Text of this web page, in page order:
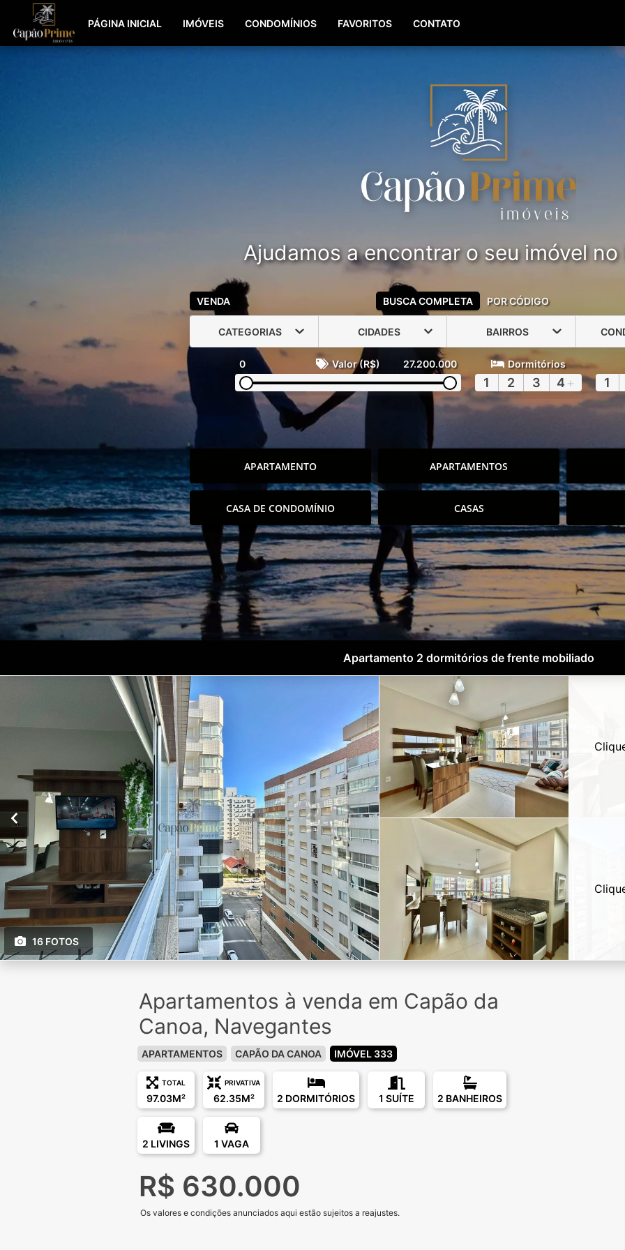
(51) 99561-8779
PÁGINA INICIAL IMÓVEIS CONDOMÍNIOS FAVORITOS CONTATO
Ajudamos a encontrar o seu imóvel no
VENDA BUSCA COMPLETA POR CÓDIGO
CATEGORIAS CIDADES BAIRROS
0 Valor (R$) 27.200.000 Dormitórios
1 2 3 4 + 1
APARTAMENTO APARTAMENTOS
CASA DE CONDOMÍNIO CASAS
Apartamento 2 dormitórios de frente mobiliado
16 FOTOS
Apartamentos à venda em Capão da
Canoa, Navegantes
APARTAMENTOS CAPÃO DA CANOA IMÓVEL 333
TOTAL
97.03M²
PRIVATIVA
62.35M² 2 DORMITÓRIOS 1 SUÍTE 2 BANHEIROS
2 LIVINGS 1 VAGA
R$ 630.000
Os valores e condições anunciados aqui estão sujeitos a reajustes.